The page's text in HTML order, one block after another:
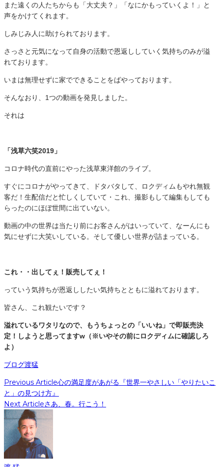
また遠くの人たちからも「大丈夫？」「なにかもっていくよ！」と
声をかけてくれます。
しみじみ人に助けられております。
さっさと元気になって自身の活動で恩返ししていく気持ちのみが溢
れております。
いまは無理せずに家でできることをばやっております。
そんなおり、1つの動画を発見しました。
それは
「浅草六笑2019」
コロナ時代の直前にやった浅草東洋館のライブ。
すぐにコロナがやってきて、ドタバタして、ロクディムもやれ無観
客だ！生配信だと忙しくしていて・これ、撮影もして編集もしても
らったのにほぼ世間に出ていない。
動画の中の世界は当たり前にお客さんがはいっていて、なーんにも
気にせずに大笑いしている。そして優しい世界が詰まっている。
これ・・出してぇ！販売してぇ！
っていう気持ちが恩返ししたい気持ちとともに溢れております。
皆さん、これ観たいです？
溢れているワタリなので、もうちょっとの「いいね」で即販売決
定！しようと思ってますw（※いやその前にロクディムに確認しろ
よ）
ブログ渡猛
Previous Article心の満足度があがる『世界一やさしい「やりたいこ
と」の見つけ方』
Next Articleさあ、春。行こう！